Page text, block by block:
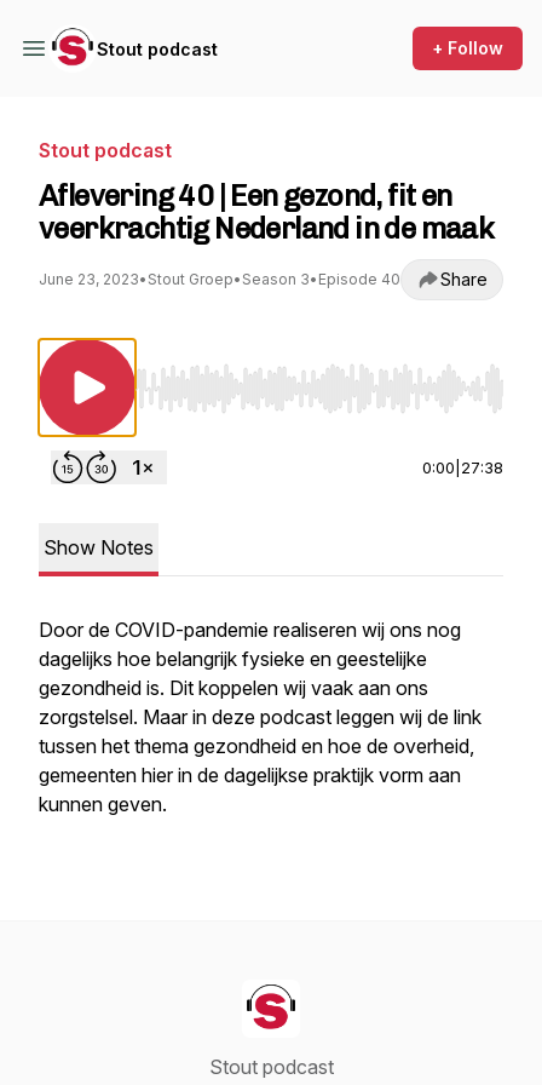
Stout podcast + Follow
Stout podcast
Aflevering 40 | Een gezond, fit en
veerkrachtig Nederland in de maak
June 23, 2023• Stout Groep• Season 3• Episode 40 Share
Use Left/Right to seek, Home/End to jump
0:00 27:38
Show Notes
Door de COVID-pandemie realiseren wij ons nog
dagelijks hoe belangrijk fysieke en geestelijke
gezondheid is. Dit koppelen wij vaak aan ons
zorgstelsel. Maar in deze podcast leggen wij de link
tussen het thema gezondheid en hoe de overheid,
gemeenten hier in de dagelijkse praktijk vorm aan
kunnen geven.
Stout podcast